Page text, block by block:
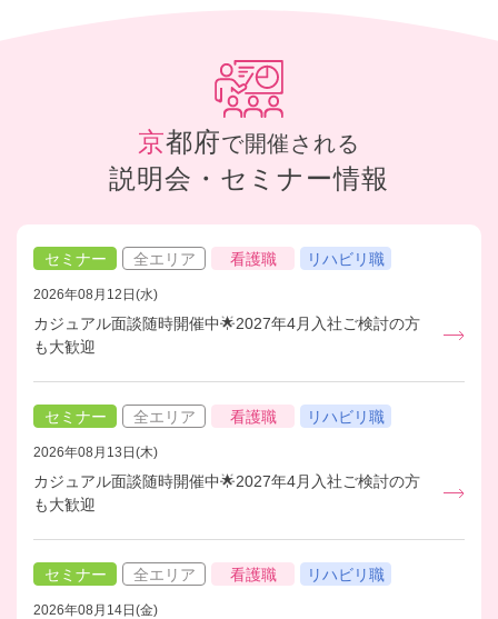
京都府で開催される
説明会・セミナー情報
セミナー 全エリア 看護職 リハビリ職
2026年08月12日(水)
カジュアル面談随時開催中🌟2027年4月入社ご検討の方
も大歓迎
セミナー 全エリア 看護職 リハビリ職
2026年08月13日(木)
カジュアル面談随時開催中🌟2027年4月入社ご検討の方
も大歓迎
セミナー 全エリア 看護職 リハビリ職
2026年08月14日(金)